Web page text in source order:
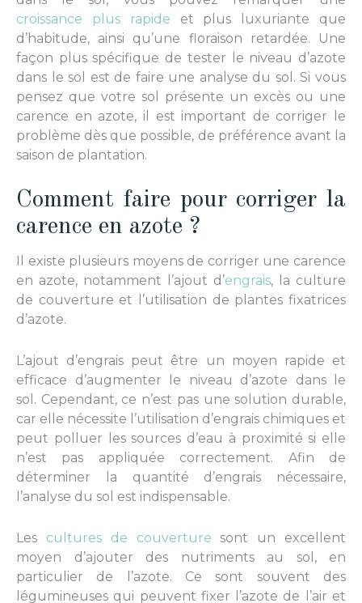
croissance plus rapide et plus luxuriante que
d’habitude, ainsi qu’une floraison retardée. Une
façon plus spécifique de tester le niveau d’azote
dans le sol est de faire une analyse du sol. Si vous
pensez que votre sol présente un excès ou une
carence en azote, il est important de corriger le
problème dès que possible, de préférence avant la
saison de plantation.
Comment faire pour corriger la
carence en azote ?
Il existe plusieurs moyens de corriger une carence
en azote, notamment l’ajout d’engrais, la culture
de couverture et l’utilisation de plantes fixatrices
d’azote.
L’ajout d’engrais peut être un moyen rapide et
efficace d’augmenter le niveau d’azote dans le
sol. Cependant, ce n’est pas une solution durable,
car elle nécessite l’utilisation d’engrais chimiques et
peut polluer les sources d’eau à proximité si elle
n’est pas appliquée correctement. Afin de
déterminer la quantité d’engrais nécessaire,
l’analyse du sol est indispensable.
Les cultures de couverture sont un excellent
moyen d’ajouter des nutriments au sol, en
particulier de l’azote. Ce sont souvent des
légumineuses qui peuvent fixer l’azote de l’air et